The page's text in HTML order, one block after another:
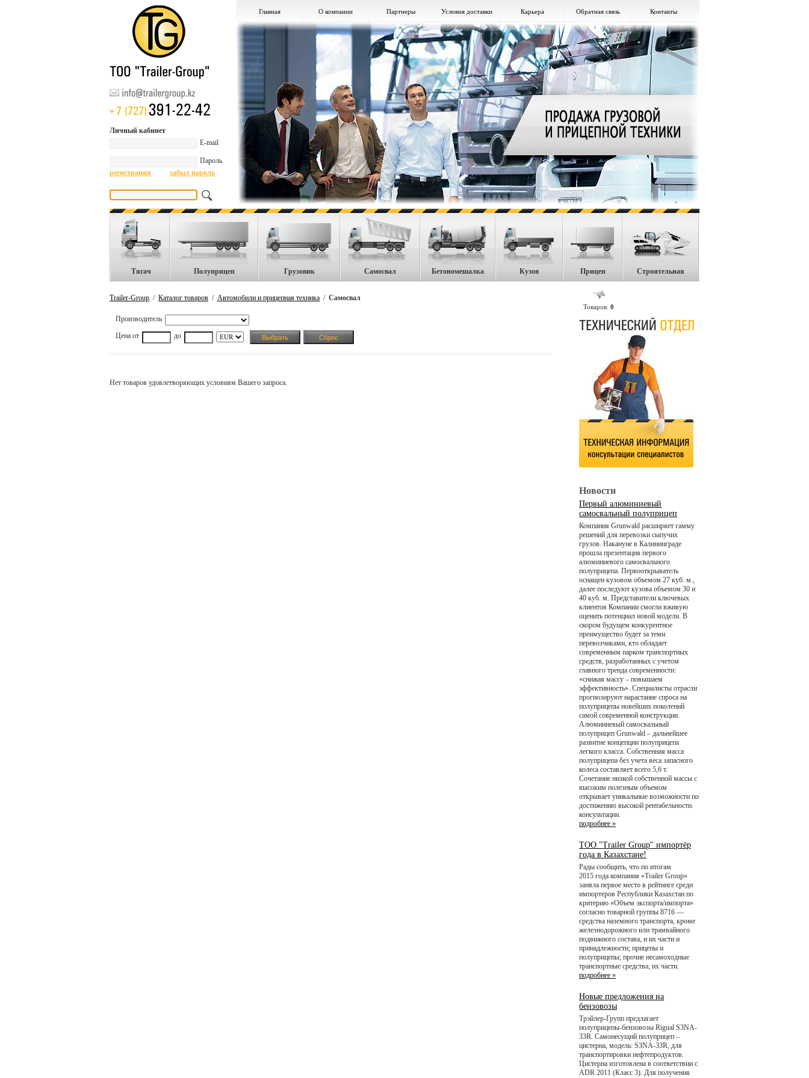
Главная О компании Партнеры Условия доставки Карьера Обратная связь Контакты
Производители
Личный кабинет
E-mail
Пароль
регистрация
забыл пароль
Тягач Полуприцеп Грузовик Самосвал Бетономешалка Кузов Прицеп Строительная
Trailer-Group / Каталог товаров / Автомобили и прицепная техника / Самосвал
Производитель
Цена от
до
Нет товаров удовлетворяющих условиям Вашего запроса.
Товаров: 0
Новости
Первый алюминиевый
самосвальный полуприцеп
Компания Grunwald расширяет гамму
решений для перевозки сыпучих
грузов. Накануне в Калининграде
прошла презентация первого
алюминиевого самосвального
полуприцепа. Первооткрыватель
оснащен кузовом объемом 27 куб. м.,
далее последуют кузова объемом 30 и
40 куб. м. Представители ключевых
клиентов Компании смогли вживую
оценить потенциал новой модели. В
скором будущем конкурентное
преимущество будет за теми
перевозчиками, кто обладает
современным парком транспортных
средств, разработанных с учетом
главного тренда современности:
«снижая массу – повышаем
эффективность». Специалисты отрасли
прогнозируют нарастание спроса на
полуприцепы новейших поколений
самой современной конструкции.
Алюминиевый самосвальный
полуприцеп Grunwald – дальнейшее
развитие концепции полуприцепа
легкого класса. Собственная масса
полуприцепа без учета веса запасного
колеса составляет всего 5,6 т.
Сочетание низкой собственной массы с
высоким полезным объемом
открывает уникальные возможности по
достижению высокой рентабельности.
консультации.
подробнее »
ТОО "Trailer Group" импортёр
года в Казахстане!
Рады сообщить, что по итогам
2015 года компания «Trailer Group»
заняла первое место в рейтинге среди
импортеров Республики Казахстан по
критерию «Объем экспорта/импорта»
согласно товарной группы 8716 —
средства наземного транспорта, кроме
железнодорожного или трамвайного
подвижного состава, и их части и
принадлежности; прицепы и
полуприцепы; прочие несамоходные
транспортные средства; их части.
подробнее »
Новые предложения на
бензовозы
Трэйлер-Групп предлагает
полуприцепы-бензовозы Rigual S3NA-
33R. Самонесущий полуприцеп –
цистерна, модель: S3NA-33R, для
транспортировки нефтепродуктов.
Цистерна изготовлена в соответствии с
ADR 2011 (Класс 3). Для получения